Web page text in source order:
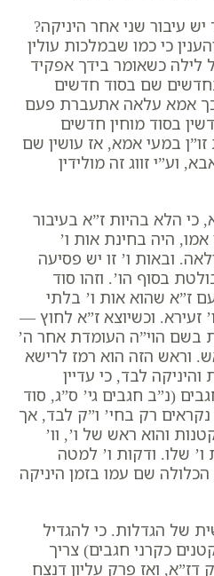
עיבור שני אחר היניקה?
כי כמו שבמלכות עולין
כשאומר בידך אפקיד
שם בסוד חדשים
אמא עלאה אתעברת פעם
בסוד מוחין חדשים
במעי אמא, אז עושין שם
וע”י זווג זה מולידין
כי הלא בהיות ז”א בעיבור
אמו, היה בחינת אות ו’
ובאות ו’ זו יש פסיעה
בסוף הו’. וזהו סוד
ז”א שהוא אות ו’ בלתי
זעירא. וכשיוצא ז”א לחוץ —
בשם הוי”ה העומדת אחר ה’
וראש הזה הוא רמז לרישא
לבד, כי עדיין
(נ”ב חגבים גי’ ס”ג, סוד
רק בחי’ ו”ק לבד, אך
והוא ראש של ו’, וו’
שלו. ודקות ו’ למטה
שם עמו בזמן היניקה
של הגדלות. כי להגדיל
כקרני חגבים) צריך
דז”א, ואז פרק עליון דנצח